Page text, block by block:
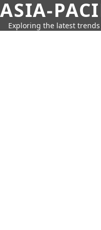
ASIA-
Exploring the latest